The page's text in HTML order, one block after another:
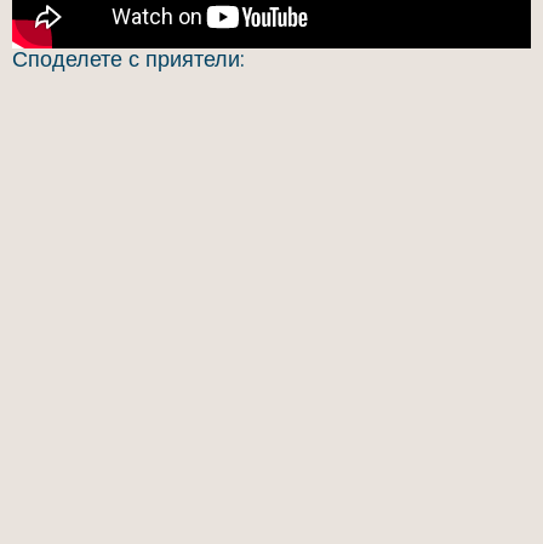
Споделете с приятели: